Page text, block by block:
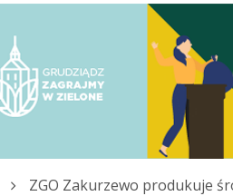
ZGO Zakurzewo produkuje